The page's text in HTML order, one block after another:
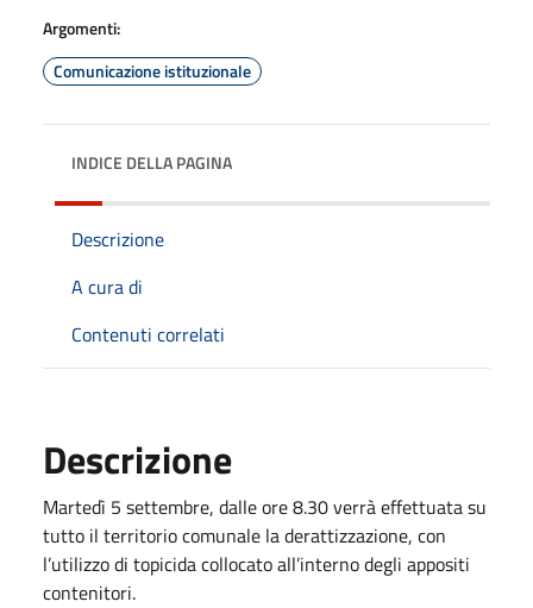
Argomenti:
Comunicazione istituzionale
INDICE DELLA PAGINA
Descrizione
A cura di
Contenuti correlati
Descrizione
Martedì 5 settembre, dalle ore 8.30 verrà effettuata su
tutto il territorio comunale la derattizzazione, con
l’utilizzo di topicida collocato all’interno degli appositi
contenitori.